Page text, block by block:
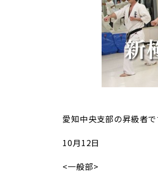
愛知中央支部の昇級者で
10月12日
<一般部>